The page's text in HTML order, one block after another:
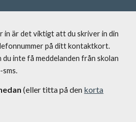
in är det viktigt att du skriver in din
på ditt kontaktkort.
inte få meddelanden från skolan
(eller titta på den korta